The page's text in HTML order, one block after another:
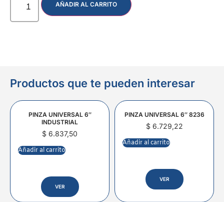
AÑADIR AL CARRITO
Productos que te pueden interesar
PINZA UNIVERSAL 6″
INDUSTRIAL
$ 6.837,50
Añadir al carrito
VER
PINZA UNIVERSAL 6″ 8236
$6.729,22
Añadir al carrito
VER